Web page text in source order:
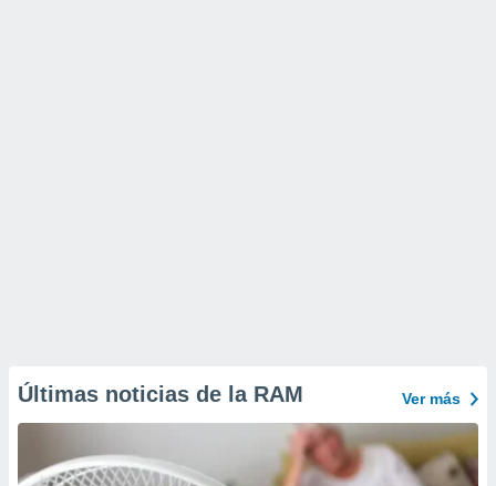
Últimas noticias de la RAM Ver más